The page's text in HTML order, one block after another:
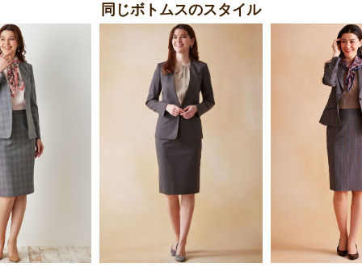
同じボトムスのスタイル